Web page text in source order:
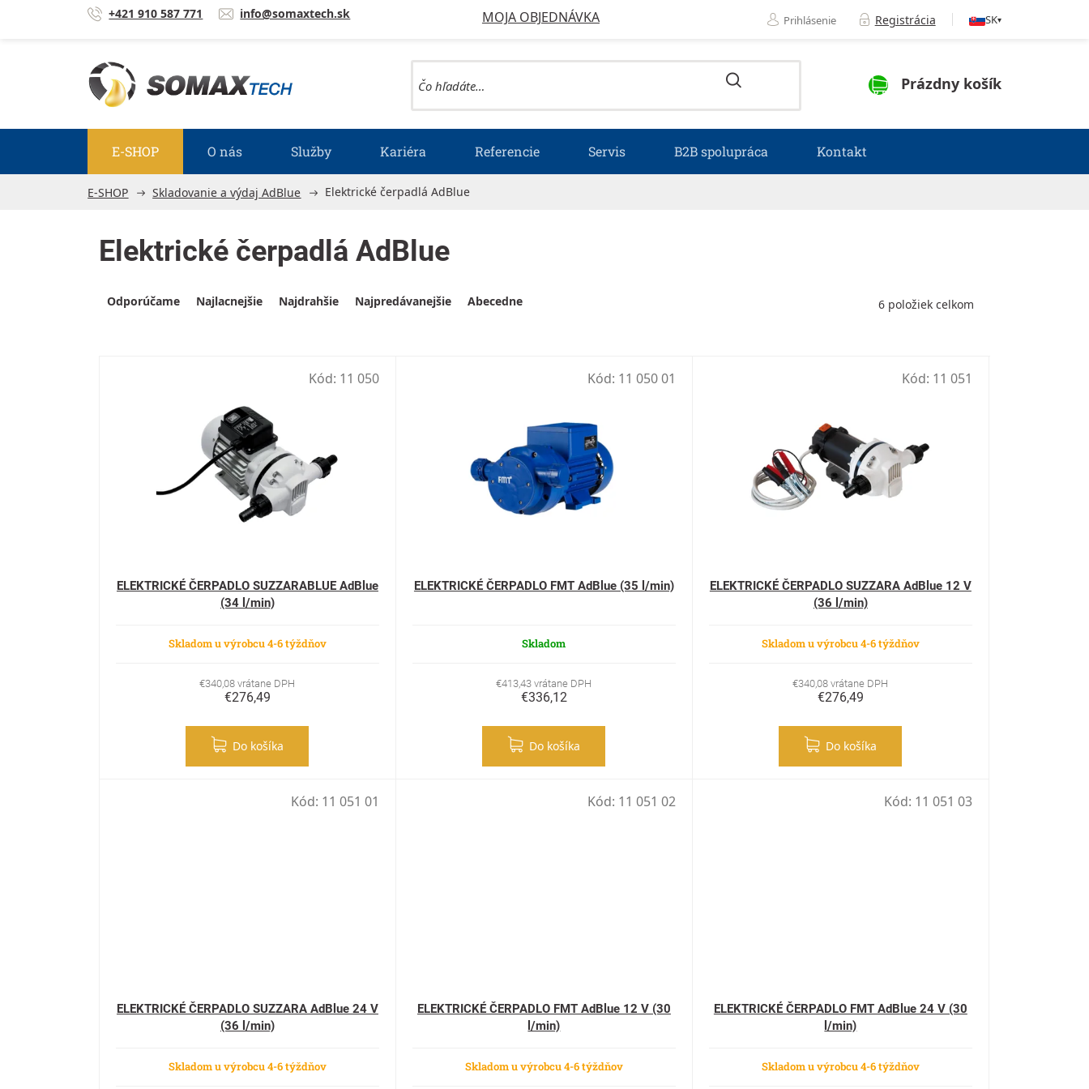
Prejsť na obsah +421 910 587 771 info@somaxtech.sk MOJA OBJEDNÁVKA Prihlásenie Registrácia SK▾
NÁKUPNÝ KOŠÍK
Prázdny košík
E-SHOP O nás Služby Kariéra Referencie Servis B2B spolupráca Kontakt
E-SHOP Skladovanie a výdaj AdBlue Elektrické čerpadlá AdBlue
Elektrické čerpadlá AdBlue
Výpis produktov
Radenie produktov
Odporúčame Najlacnejšie Najdrahšie Najpredávanejšie Abecedne 6 položiek celkom
ELEKTRICKÉ ČERPADLO SUZZARABLUE AdBlue
(34 l/min)
Skladom u výrobcu 4-6 týždňov
€340,08 vrátane DPH
€276,49
Do košíka
Kód: 11 050
ELEKTRICKÉ ČERPADLO FMT AdBlue (35 l/min)
Skladom
€413,43 vrátane DPH
€336,12
Do košíka
Kód: 11 050 01
ELEKTRICKÉ ČERPADLO SUZZARA AdBlue 12 V
(36 l/min)
Skladom u výrobcu 4-6 týždňov
€340,08 vrátane DPH
€276,49
Do košíka
Kód: 11 051
ELEKTRICKÉ ČERPADLO SUZZARA AdBlue 24 V
(36 l/min)
Skladom u výrobcu 4-6 týždňov
Kód: 11 051 01
ELEKTRICKÉ ČERPADLO FMT AdBlue 12 V (30
l/min)
Skladom u výrobcu 4-6 týždňov
Kód: 11 051 02
ELEKTRICKÉ ČERPADLO FMT AdBlue 24 V (30
l/min)
Skladom u výrobcu 4-6 týždňov
Kód: 11 051 03